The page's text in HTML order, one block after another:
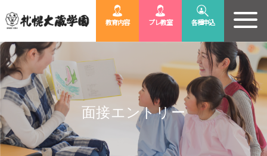
教育内容 プレ教室 各種申込
面接エントリー